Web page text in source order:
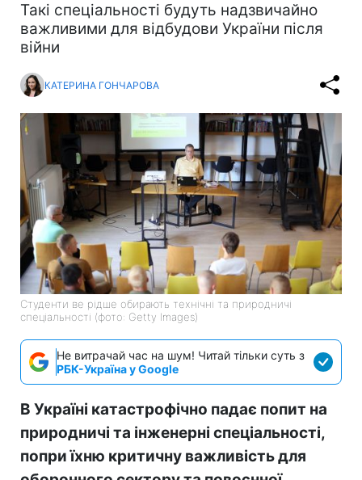
Такі спеціальності будуть надзвичайно
важливими для відбудови України після
війни
КАТЕРИНА ГОНЧАРОВА
Студенти ве рідше обирають технічні та природничі
спеціальності (фото: Getty Images)
Не витрачай час на шум! Читай тільки суть з
РБК-Україна у Google
В Україні катастрофічно падає попит на
природничі та інженерні спеціальності,
попри їхню критичну важливість для